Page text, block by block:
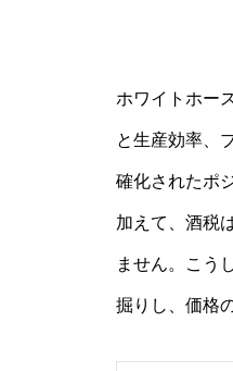
ホワイトホー
と生産効率、
確化されたポ
加えて、酒税
ません。こう
掘りし、価格